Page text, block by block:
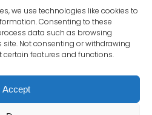
we use technologies like cookies to
Consenting to these
data such as browsing
Not consenting or withdrawing
features and functions.
Accept
Magnus Global CMD SL | Todos
|Aviso Legal|Política de
Privacidad